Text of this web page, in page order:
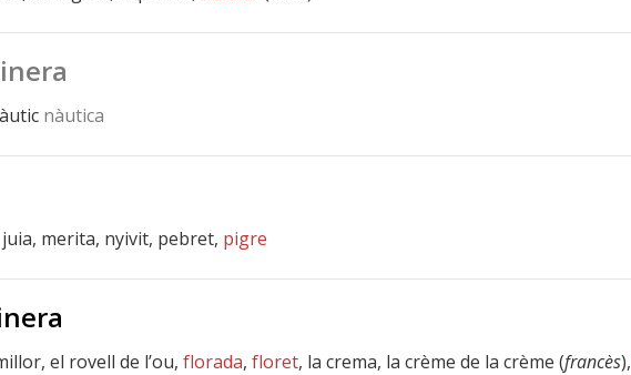
nàutica
merita, nyivit, pebret, pigre
el rovell de l’ou, florada, floret, la crema, la crème de la crème (francès),